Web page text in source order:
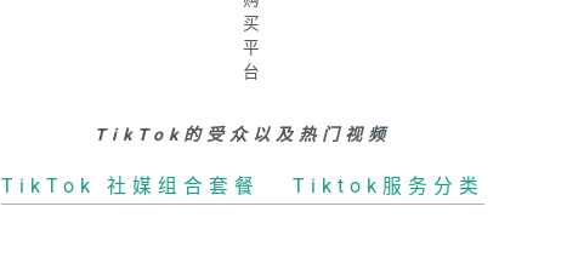
TikTok的受众以及热门视频
TikTok 社媒组合套餐 Tiktok服务分类